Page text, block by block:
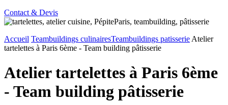
Contact & Devis
Accueil Teambuildings culinairesTeambuildings patisserie Atelier
tartelettes à Paris 6ème - Team building pâtisserie
Atelier tartelettes à Paris 6ème
- Team building pâtisserie